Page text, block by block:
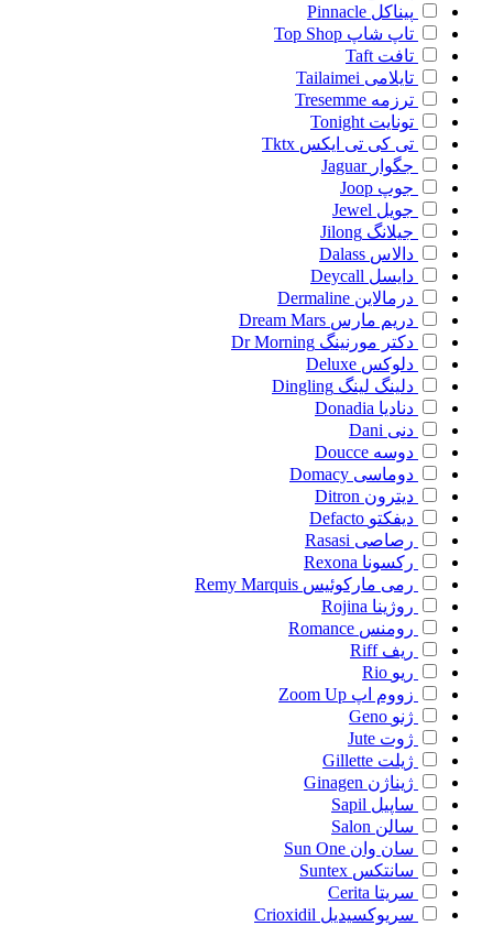
پیناکل Pinnacle
تاپ شاپ Top Shop
تافت Taft
تایلامی Tailaimei
ترزمه Tresemme
تونایت Tonight
تی کی تی ایکس Tktx
جگوار Jaguar
جوپ Joop
جویل Jewel
جیلانگ Jilong
دالاس Dalass
دایسل Deycall
درمالاین Dermaline
دریم مارس Dream Mars
دکتر مورنینگ Dr Morning
دلوکس Deluxe
دلینگ لینگ Dingling
دنادیا Donadia
دنی Dani
دوسه Doucce
دوماسی Domacy
دیترون Ditron
دیفکتو Defacto
رصاصی Rasasi
رکسونا Rexona
رمی مارکوئیس Remy Marquis
روژینا Rojina
رومنس Romance
ریف Riff
ریو Rio
زووم اپ Zoom Up
ژنو Geno
ژوت Jute
ژیلت Gillette
ژیناژن Ginagen
ساپیل Sapil
سالن Salon
سان وان Sun One
سانتکس Suntex
سریتا Cerita
سریوکسیدیل Crioxidil